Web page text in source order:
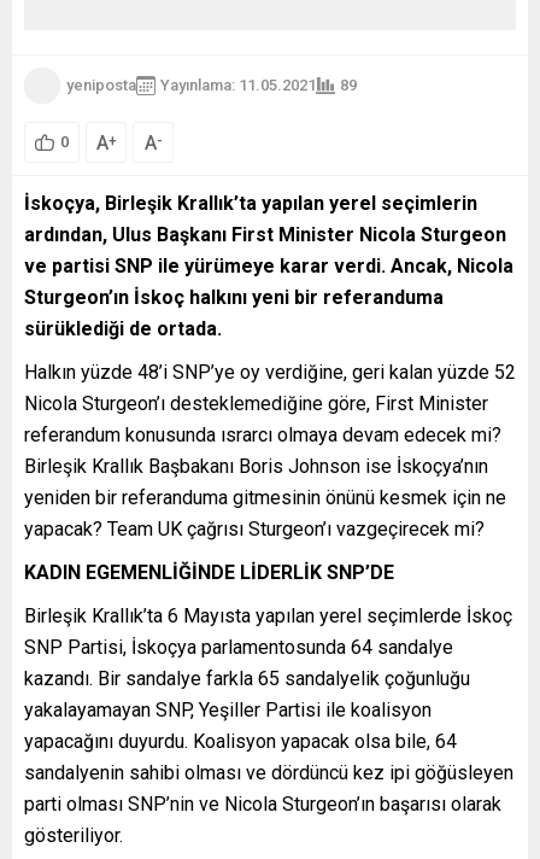
yeniposta Yayınlama: 11.05.2021 89
0 A+ A-
İskoçya, Birleşik Krallık’ta yapılan yerel seçimlerin
ardından, Ulus Başkanı First Minister Nicola Sturgeon
ve partisi SNP ile yürümeye karar verdi. Ancak, Nicola
Sturgeon’ın İskoç halkını yeni bir referanduma
sürüklediği de ortada.
Halkın yüzde 48’i SNP’ye oy verdiğine, geri kalan yüzde 52
Nicola Sturgeon’ı desteklemediğine göre, First Minister
referandum konusunda ısrarcı olmaya devam edecek mi?
Birleşik Krallık Başbakanı Boris Johnson ise İskoçya’nın
yeniden bir referanduma gitmesinin önünü kesmek için ne
yapacak? Team UK çağrısı Sturgeon’ı vazgeçirecek mi?
KADIN EGEMENLİĞİNDE LİDERLİK SNP’DE
Birleşik Krallık’ta 6 Mayısta yapılan yerel seçimlerde İskoç
SNP Partisi, İskoçya parlamentosunda 64 sandalye
kazandı. Bir sandalye farkla 65 sandalyelik çoğunluğu
yakalayamayan SNP, Yeşiller Partisi ile koalisyon
yapacağını duyurdu. Koalisyon yapacak olsa bile, 64
sandalyenin sahibi olması ve dördüncü kez ipi göğüsleyen
parti olması SNP’nin ve Nicola Sturgeon’ın başarısı olarak
gösteriliyor.